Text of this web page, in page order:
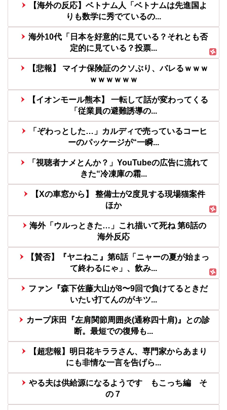
【海外の反応】ベトナム人「ベトナムは先進国よ
りも数学に秀でているの...
海外10代「日本を好意的に見ている？それとも否
定的に見ている？投票...
【悲報】 マイナ保険証のクソぶり、バレるｗｗｗ
ｗｗｗｗｗｗ
【イオンモール熊本】 一転して話が変わってくる
「従業員の避難誘導の...
「ぞわっとした…」カルディで売っているコーヒ
ーのパッケージが“一瞬...
「視聴者ナメとんか？」YouTubeの広告に流れて
きた“冷凍庫の霜...
【Xの車窓から】 整備士が2度見する現場猫案件
ほか
海外「ウルっときた…」これ描いて死ね 第6話の
海外反応
【賛否】『ヤニねこ』第6話「ニャーの夏が始まっ
て終わるにゃ」、飲み...
ファン『森下佐藤大山が8〜9回で負けてるときだ
いたい打てんのがキツ...
カープ床田『左肩関節周囲炎(通称四十肩)』との診
断。最短での復帰も...
【超悲報】明日花キララさん、専門家からあまり
にも非情な一言を告げら...
やる夫は供給源になるようです もこっち編 そ
の７